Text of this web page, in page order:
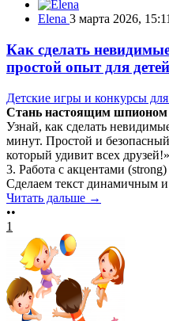
Elena 3 марта 2026, 15:11
Как сделать
простой опыт для детей
Детские игры и конкурсы
Стань настоящим шпионом
Узнай, как сделать
минут. Простой и
который удивит всех друзей!»
3. Работа с акцентами
Сделаем текст динамичным
Читать дальше →
••
1